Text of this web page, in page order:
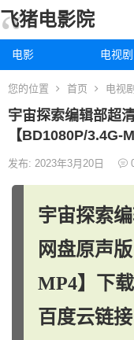
飞猪电影院
电影 电视剧
您的位置 首页 电视剧
宇宙探索编辑部超
【BD1080P/3.4G-
发布: 2023年3月20日
宇宙探索
网盘原声
MP4】下
百度云链接